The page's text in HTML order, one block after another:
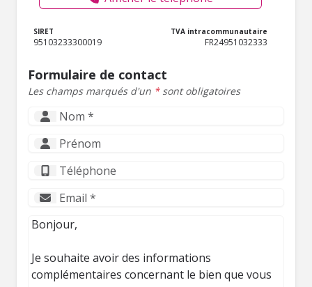
SIRET
95103233300019
TVA intracommunautaire
FR24951032333
Formulaire de contact
Les champs marqués d'un *sont obligatoires